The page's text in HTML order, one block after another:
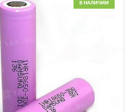
В НАЛИЧИИ